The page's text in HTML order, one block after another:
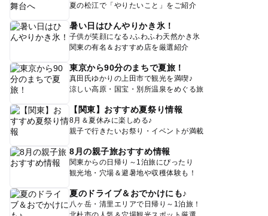
夏の松江で「やりたいこと」をご紹介
暑い日はひんやりかき氷！
子供が笑顔になる♪ふわふわ天然かき氷
関東の有名＆おすすめ店を厳選紹介
東京から90分のまちで夏旅！
真田氏ゆかりの上田市で観光を満喫♪
涼しい高原・国宝・別所温泉をめぐる旅
【関東】おすすめ夏祭り情報
8月＆夏休みに楽しめる♪
親子で行きたいお祭り・イベントが満載
8月の親子旅おすすめ情報
関東からの日帰り～1泊旅にぴったり
観光地・穴場＆避暑地や収穫体験も！
夏のドライブ＆おでかけにも♪
八ヶ岳・清里エリアで日帰り～1泊旅！